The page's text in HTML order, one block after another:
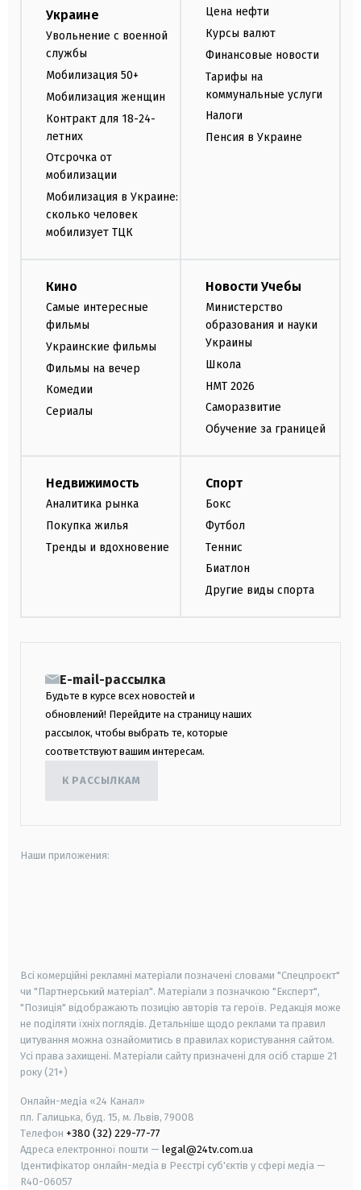
Украине
Увольнение с военной
службы
Мобилизация 50+
Мобилизация женщин
Контракт для 18-24-
летних
Отсрочка от
мобилизации
Мобилизация в Украине:
сколько человек
мобилизует ТЦК
Цена нефти
Курсы валют
Финансовые новости
Тарифы на
коммунальные услуги
Налоги
Пенсия в Украине
Кино
Самые интересные
фильмы
Украинские фильмы
Фильмы на вечер
Комедии
Сериалы
Новости Учебы
Министерство
образования и науки
Украины
Школа
НМТ 2026
Саморазвитие
Обучение за границей
Недвижимость
Аналитика рынка
Покупка жилья
Тренды и вдохновение
Спорт
Бокс
Футбол
Теннис
Биатлон
Другие виды спорта
E-mail-рассылка
Будьте в курсе всех новостей и
обновлений! Перейдите на страницу наших
рассылок, чтобы выбрать те, которые
соответствуют вашим интересам.
К РАССЫЛКАМ
Наши приложения:
Всі комерційні рекламні матеріали позначені словами "Спецпроєкт"
чи "Партнерський матеріал". Матеріали з позначкою "Експерт",
"Позиція" відображають позицію авторів та героїв. Редакція може
не поділяти їхніх поглядів. Детальніше щодо реклами та правил
цитування можна ознайомитись в правилах користування сайтом.
Усі права захищені. Матеріали сайту призначені для осіб старше 21
року (21+)
Онлайн-медіа «24 Канал»
пл. Галицька, буд. 15, м. Львів, 79008
Телефон +380 (32) 229-77-77
Адреса електронної пошти — legal@24tv.com.ua
Ідентифікатор онлайн-медіа в Реєстрі суб'єктів у сфері медіа —
R40-06057